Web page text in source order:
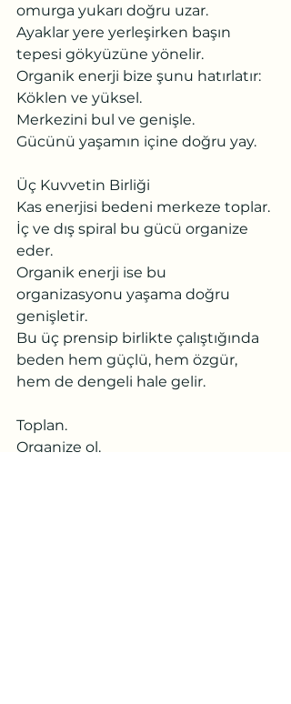
omurga yukarı doğru uzar.
Ayaklar yere yerleşirken başın
tepesi gökyüzüne yönelir.
Organik enerji bize şunu hatırlatır:
Köklen ve yüksel.
Merkezini bul ve genişle.
Gücünü yaşamın içine doğru yay.
Üç Kuvvetin Birliği
Kas enerjisi bedeni merkeze toplar.
İç ve dış spiral bu gücü organize
eder.
Organik enerji ise bu
organizasyonu yaşama doğru
genişletir.
Bu üç prensip birlikte çalıştığında
beden hem güçlü, hem özgür,
hem de dengeli hale gelir.
Toplan.
Organize ol.